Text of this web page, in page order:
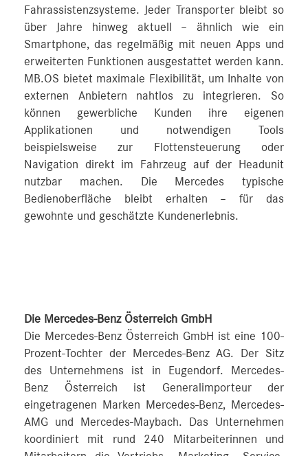
Fahrassistenzsysteme. Jeder Transporter bleibt so
über Jahre hinweg aktuell – ähnlich wie ein
Smartphone, das regelmäßig mit neuen Apps und
erweiterten Funktionen ausgestattet werden kann.
MB.OS bietet maximale Flexibilität, um Inhalte von
externen Anbietern nahtlos zu integrieren. So
können gewerbliche Kunden ihre eigenen
Applikationen und notwendigen Tools
beispielsweise zur Flottensteuerung oder
Navigation direkt im Fahrzeug auf der Headunit
nutzbar machen. Die Mercedes typische
Bedienoberfläche bleibt erhalten – für das
gewohnte und geschätzte Kundenerlebnis.
Die Mercedes-Benz Österreich GmbH
Die Mercedes-Benz Österreich GmbH ist eine 100-
Prozent-Tochter der Mercedes-Benz AG. Der Sitz
des Unternehmens ist in Eugendorf. Mercedes-
Benz Österreich ist Generalimporteur der
eingetragenen Marken Mercedes-Benz, Mercedes-
AMG und Mercedes-Maybach. Das Unternehmen
koordiniert mit rund 240 Mitarbeiterinnen und